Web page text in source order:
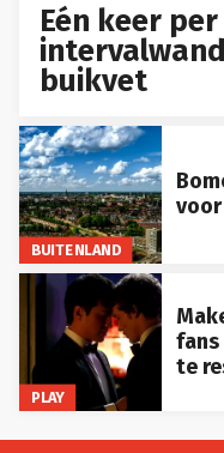
Eén keer
buikvet
BUITENLAND
PLAY
fans
te